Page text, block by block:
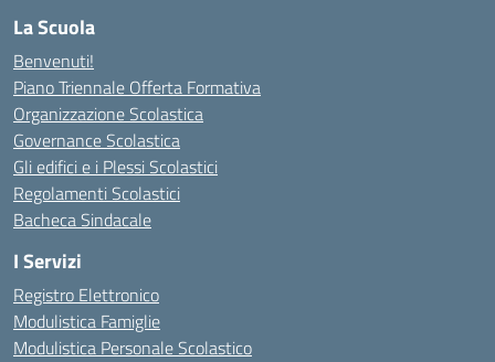
La Scuola
Benvenuti!
Piano Triennale Offerta Formativa
Organizzazione Scolastica
Governance Scolastica
Gli edifici e i Plessi Scolastici
Regolamenti Scolastici
Bacheca Sindacale
I Servizi
Registro Elettronico
Modulistica Famiglie
Modulistica Personale Scolastico